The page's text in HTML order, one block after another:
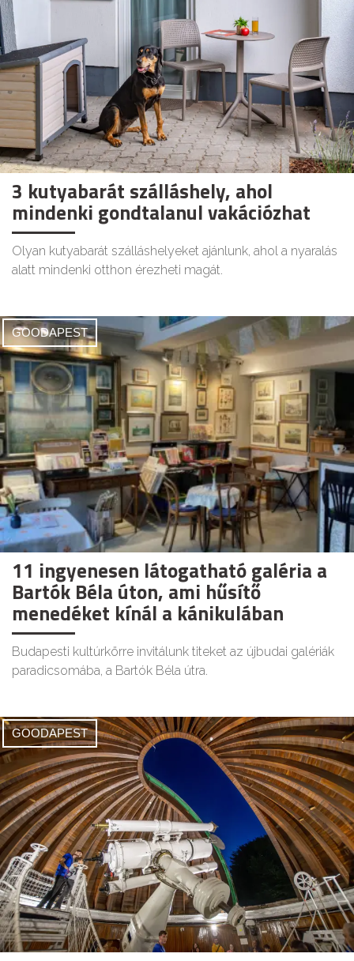
3 kutyabarát szálláshely, ahol
mindenki gondtalanul vakációzhat
Olyan kutyabarát szálláshelyeket ajánlunk, ahol a nyaralás
alatt mindenki otthon érezheti magát.
GOODAPEST
11 ingyenesen látogatható galéria a
Bartók Béla úton, ami hűsítő
menedéket kínál a kánikulában
Budapesti kultúrkörre invitálunk titeket az újbudai galériák
paradicsomába, a Bartók Béla útra.
GOODAPEST